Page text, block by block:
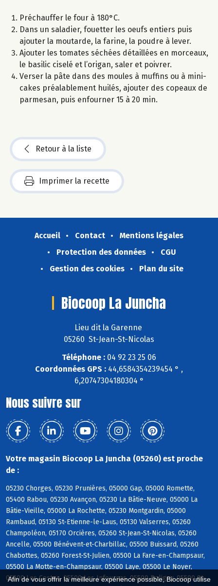
Afin de vous offrir la meilleure expérience possible, Biocoop utilise
Préchauffer le four à 180°C.
Dans un saladier, fouetter les oeufs entiers puis
ajouter la moutarde, la farine, la poudre à lever.
Ajouter les tomates séchées détaillées en morceaux,
le basilic ciselé et l’origan, saler et poivrer.
Verser la pâte dans des moules à muffins ou à mini-
cakes préalablement huilés, ajouter des copeaux de
parmesan, puis enfourner 15 à 20 min.
Retour à la liste
Imprimer la recette
Accueil Contact
Mentions légales
Protection des données
CGU
Gestion des cookies
Plan du site
Biocoop La Juncha
Lieu dit la Garenne
05260 St-Jean-St-Nicolas
Téléphone : 04 92 23 25 06
Coordonnées GPS : 44,6584354239454 ° ,
6,20747304180304 °
Nous suivre sur
Votre magasin Biocoop La Juncha (05260) est proche
de :
05230 Chorges, 05230 Prunières, 05000 Gap, 05000 Romette,
05400 Rabou, 05230 Avançon, 05230 La Bâtie-Neuve, 05000 La
Bâtie-Vieille, 05000 La Rochette, 05230 Montgardin, 05000
Rambaud, 05130 St-Etienne-le-Laus, 05130 Valserres, 05260
Champoléon, 05170 Orcières, 05260 St-Jean-St-Nicolas, 05260
Ancelle, 05500 Bénévent-et-Charbillac, 05500 Buissard, 05260
Chabottes, 05260 Forest-St-Julien, 05500 La Fare-en-Champsaur,
05500 La Motte-en-Champsaur, 05500 Laye, 05500 Le Noyer,
05500 Les Costes, 05500 Les Infournas, 05500 Poligny, 05500 St-